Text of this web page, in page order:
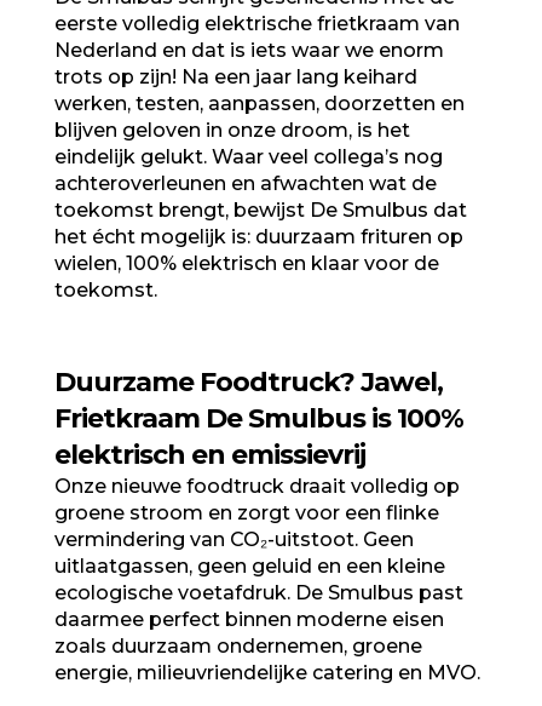
eerste volledig elektrische frietkraam van
Nederland en dat is iets waar we enorm
trots op zijn! Na een jaar lang keihard
werken, testen, aanpassen, doorzetten en
blijven geloven in onze droom, is het
eindelijk gelukt. Waar veel collega’s nog
achteroverleunen en afwachten wat de
toekomst brengt, bewijst De Smulbus dat
het écht mogelijk is: duurzaam frituren op
wielen, 100% elektrisch en klaar voor de
toekomst.
Duurzame Foodtruck? Jawel,
Frietkraam De Smulbus is 100%
elektrisch en emissievrij
Onze nieuwe foodtruck draait volledig op
groene stroom en zorgt voor een flinke
vermindering van CO₂-uitstoot. Geen
uitlaatgassen, geen geluid en een kleine
ecologische voetafdruk. De Smulbus past
daarmee perfect binnen moderne eisen
zoals duurzaam ondernemen, groene
energie, milieuvriendelijke catering en MVO.